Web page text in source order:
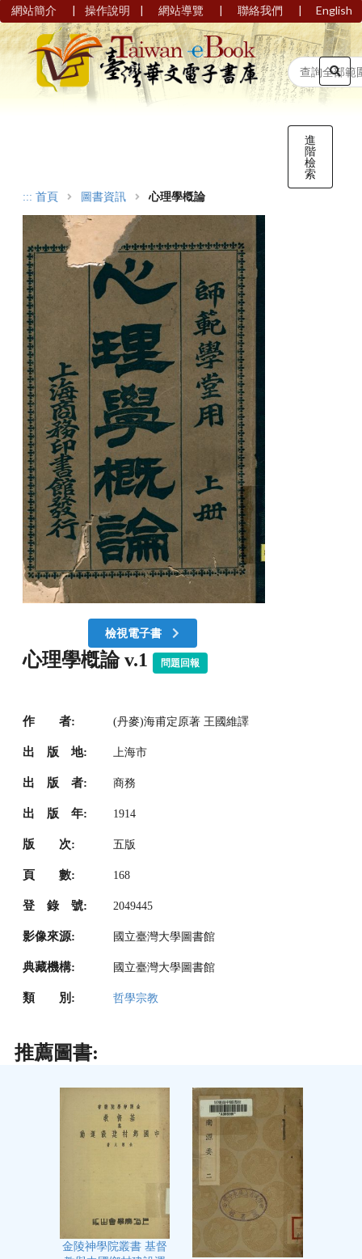
網站簡介 | 操作說明 | 網站導覽 | 聯絡我們 | English
進
階
檢
索
::: 首頁 圖書資訊 心理學槪論
檢視電子書
心理學槪論 v.1 問題回報
作 者: (丹麥)海甫定原著 王國維譯
出 版 地: 上海市
出 版 者: 商務
出 版 年: 1914
版 次: 五版
頁 數: 168
登 錄 號: 2049445
影像來源: 國立臺灣大學圖書館
典藏機構: 國立臺灣大學圖書館
類 別: 哲學宗教
推薦圖書:
金陵神學院叢書 基督